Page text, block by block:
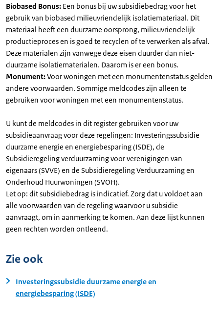
Biobased Bonus: Een bonus bij uw subsidiebedrag voor het
gebruik van biobased milieuvriendelijk isolatiemateriaal. Dit
materiaal heeft een duurzame oorsprong, milieuvriendelijk
productieproces en is goed te recyclen of te verwerken als afval.
Deze materialen zijn vanwege deze eisen duurder dan niet-
duurzame isolatiematerialen. Daarom is er een bonus.
Monument:Voor woningen met een monumentenstatus gelden
andere voorwaarden. Sommige meldcodes zijn alleen te
gebruiken voor woningen met een monumentenstatus.
U kunt de meldcodes in dit register gebruiken voor uw
subsidieaanvraag voor deze regelingen: Investeringssubsidie
duurzame energie en energiebesparing (ISDE), de
Subsidieregeling verduurzaming voor verenigingen van
eigenaars (SVVE) en de Subsidieregeling Verduurzaming en
Onderhoud Huurwoningen (SVOH).
Let op: dit subsidiebedrag is indicatief. Zorg dat u voldoet aan
alle voorwaarden van de regeling waarvoor u subsidie
aanvraagt, om in aanmerking te komen. Aan deze lijst kunnen
geen rechten worden ontleend.
Zie ook
Investeringssubsidie duurzame energie en
energiebesparing (ISDE)